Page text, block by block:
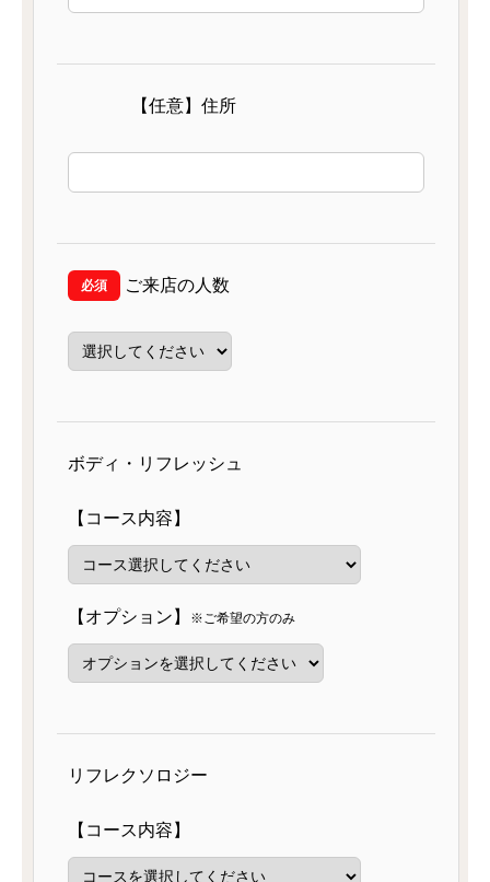
【任意】住所
ご来店の人数
ボディ・リフレッシュ
【コース内容】
【オプション】 ※ご希望の方のみ
リフレクソロジー
【コース内容】